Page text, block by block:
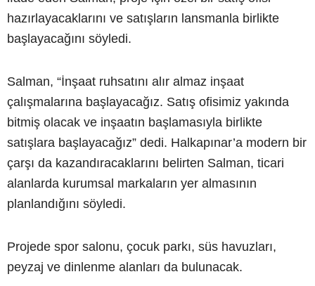
hazırlayacaklarını ve satışların lansmanla birlikte
başlayacağını söyledi.
Salman, “İnşaat ruhsatını alır almaz inşaat
çalışmalarına başlayacağız. Satış ofisimiz yakında
bitmiş olacak ve inşaatın başlamasıyla birlikte
satışlara başlayacağız” dedi. Halkapınar’a modern bir
çarşı da kazandıracaklarını belirten Salman, ticari
alanlarda kurumsal markaların yer almasının
planlandığını söyledi.
Projede spor salonu, çocuk parkı, süs havuzları,
peyzaj ve dinlenme alanları da bulunacak.